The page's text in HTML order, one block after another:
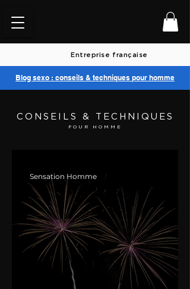
Blog sexo : conseils & techniques pour homme
Entreprise française
CONSEILS & TECHNIQUES
POUR HOMME
Sensation Homme